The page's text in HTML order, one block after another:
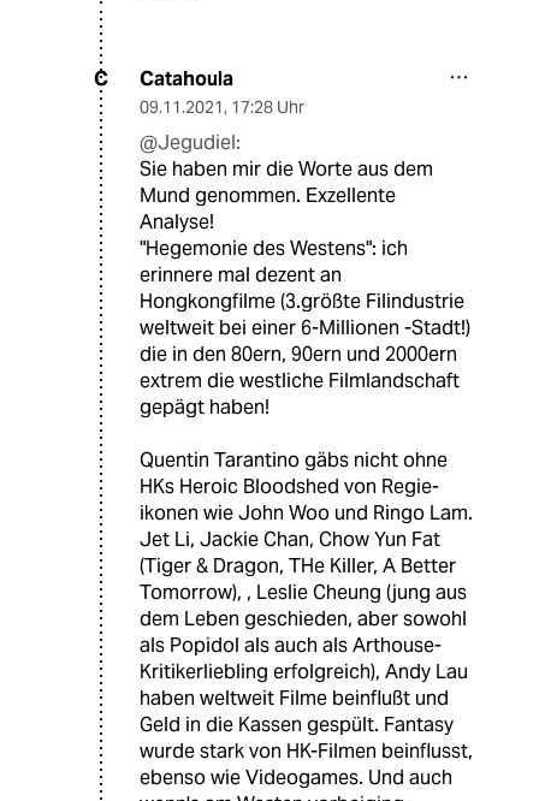
C Catahoula
09.11.2021, 17:28 Uhr
@Jegudiel:
Sie haben mir die Worte aus dem
Mund genommen. Exzellente
Analyse!
"Hegemonie des Westens": ich
erinnere mal dezent an
Hongkongfilme (3.größte Filindustrie
weltweit bei einer 6-Millionen -Stadt!)
die in den 80ern, 90ern und 2000ern
extrem die westliche Filmlandschaft
gepägt haben!
Quentin Tarantino gäbs nicht ohne
HKs Heroic Bloodshed von Regie-
ikonen wie John Woo und Ringo Lam.
Jet Li, Jackie Chan, Chow Yun Fat
(Tiger & Dragon, THe Killer, A Better
Tomorrow), , Leslie Cheung (jung aus
dem Leben geschieden, aber sowohl
als Popidol als auch als Arthouse-
Kritikerliebling erfolgreich), Andy Lau
haben weltweit Filme beinflußt und
Geld in die Kassen gespült. Fantasy
wurde stark von HK-Filmen beinflusst,
ebenso wie Videogames. Und auch